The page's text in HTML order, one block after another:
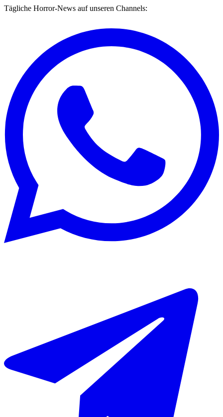
Tägliche Horror-News auf unseren Channels: